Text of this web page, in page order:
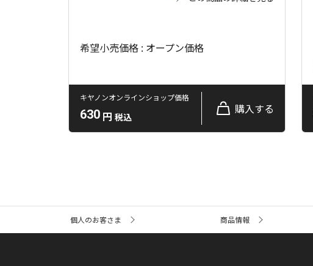
希望小売価格 : オープン価格
キヤノンオンラインショップ価格
630 円 税込
購入する
ト
個人のお客さま 商品情報